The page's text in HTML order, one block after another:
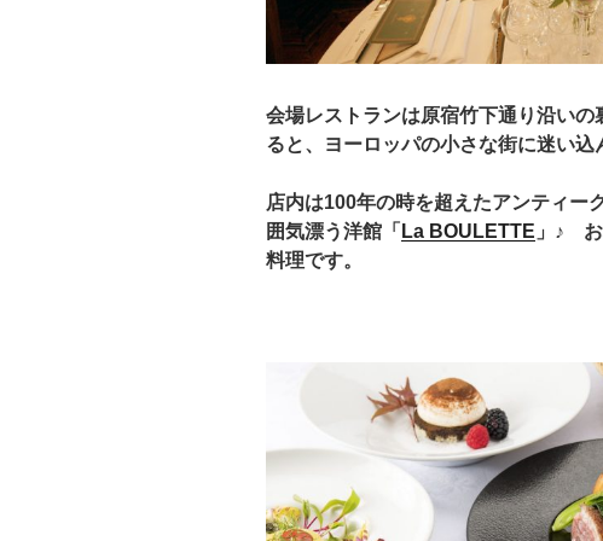
会場レストランは原宿竹下通り沿い
ると、ヨーロッパの小さな街に迷い込
店内は100年の時を超えたアンティー
囲気漂う洋館「 La BOULETTE 」♪ お
料理です。